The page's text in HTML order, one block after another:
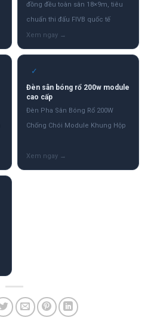
đồng đều toàn sân 18×9m, tiêu
chuẩn thi đấu FIVB quốc tế
✓
Đèn sân bóng rổ 200w module
cao cấp
Đèn Pha Sân Bóng Rổ 200W
Chống Chói Module Khung Hộp